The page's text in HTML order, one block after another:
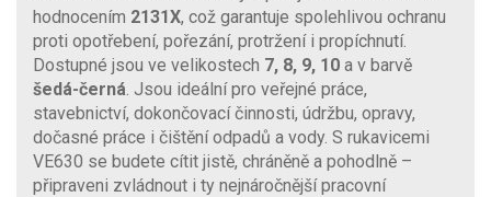
hodnocením 2131X, což garantuje spolehlivou ochranu
proti opotřebení, pořezání, protržení i propíchnutí.
Dostupné jsou ve velikostech 7, 8, 9, 10 a v barvě
šedá-černá . Jsou ideální pro veřejné práce,
stavebnictví, dokončovací činnosti, údržbu, opravy,
dočasné práce i čištění odpadů a vody. S rukavicemi
VE630 se budete cítit jistě, chráněně a pohodlně –
připraveni zvládnout i ty nejnáročnější pracovní